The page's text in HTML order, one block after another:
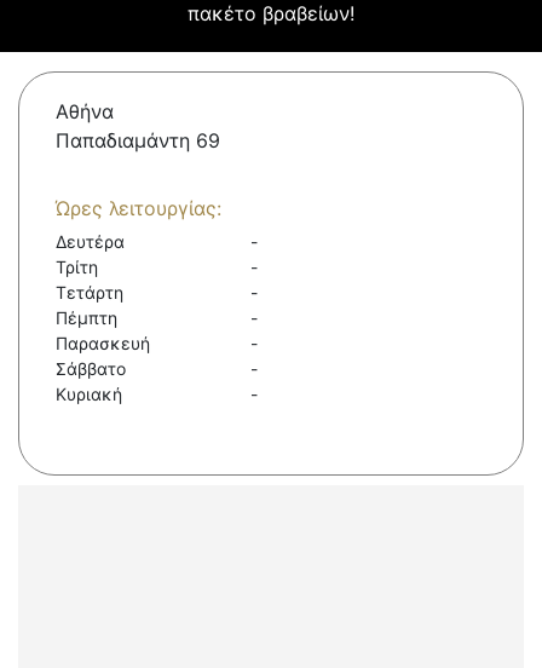
πακέτο βραβείων!
Αθήνα
Παπαδιαμάντη 69
Ώρες λειτουργίας:
Δευτέρα
-
Τρίτη
-
Τετάρτη
-
Πέμπτη
-
Παρασκευή
-
Σάββατο
-
Κυριακή
-